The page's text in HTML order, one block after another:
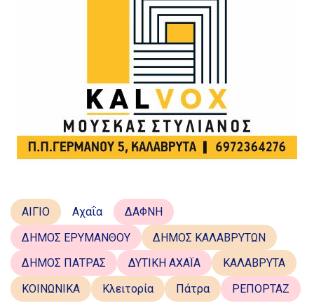
ΑΙΓΙΟ Αχαΐα
ΔΑΦΝΗ
ΔΗΜΟΣ ΕΡΥΜΑΝΘΟΥ
ΔΗΜΟΣ ΚΑΛΑΒΡΥΤΩΝ
ΔΗΜΟΣ ΠΑΤΡΑΣ
ΔΥΤΙΚΗ ΑΧΑΪΑ
ΚΑΛΑΒΡΥΤΑ
ΚΟΙΝΩΝΙΚΑ
Κλειτορία Πάτρα
ΡΕΠΟΡΤΑΖ